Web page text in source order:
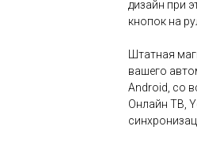
дизайн при
кнопок на
Штатная
вашего
Android, со
Онлайн ТВ,